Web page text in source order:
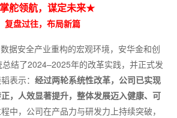
掌舵领航，谋定未来★
复盘过往，布局新篇
据安全产业重构的宏观环境，安华金和创
结了2024–2025年的改革实践，并正式发
表示： 经过两轮系统性改革，公司已实现
，人效显著提升，整体发展迈入健康、可
中，公司在产品力与研发力上持续突破，